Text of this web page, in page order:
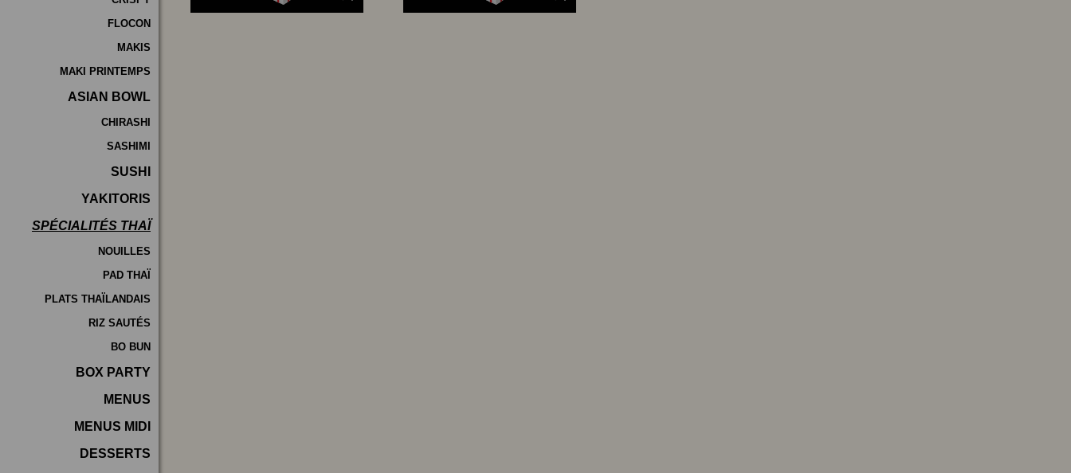
FLOCON
MAKIS
MAKI PRINTEMPS
ASIAN BOWL
CHIRASHI
SASHIMI
SUSHI
YAKITORIS
SPÉCIALITÉS THAÏ
NOUILLES
PAD THAÏ
PLATS THAÏLANDAIS
RIZ SAUTÉS
BO BUN
BOX PARTY
MENUS
MENUS MIDI
DESSERTS